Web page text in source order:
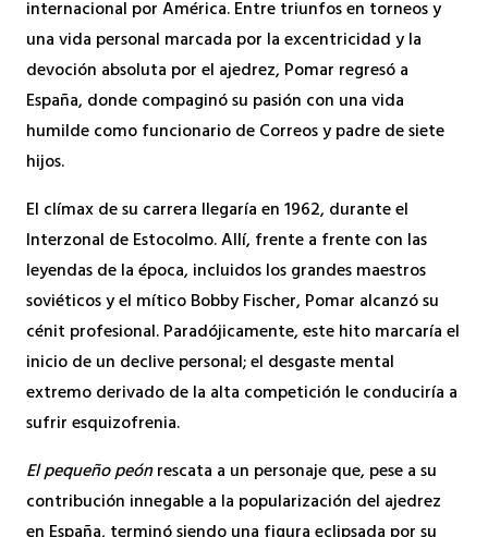
internacional por América. Entre triunfos en torneos y
una vida personal marcada por la excentricidad y la
devoción absoluta por el ajedrez, Pomar regresó a
España, donde compaginó su pasión con una vida
humilde como funcionario de Correos y padre de siete
hijos.
El clímax de su carrera llegaría en 1962, durante el
Interzonal de Estocolmo. Allí, frente a frente con las
leyendas de la época, incluidos los grandes maestros
soviéticos y el mítico Bobby Fischer, Pomar alcanzó su
cénit profesional. Paradójicamente, este hito marcaría el
inicio de un declive personal; el desgaste mental
extremo derivado de la alta competición le conduciría a
sufrir esquizofrenia.
El pequeño peónrescata a un personaje que, pese a su
contribución innegable a la popularización del ajedrez